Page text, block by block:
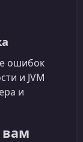
ошибок
и JVM
и
вам